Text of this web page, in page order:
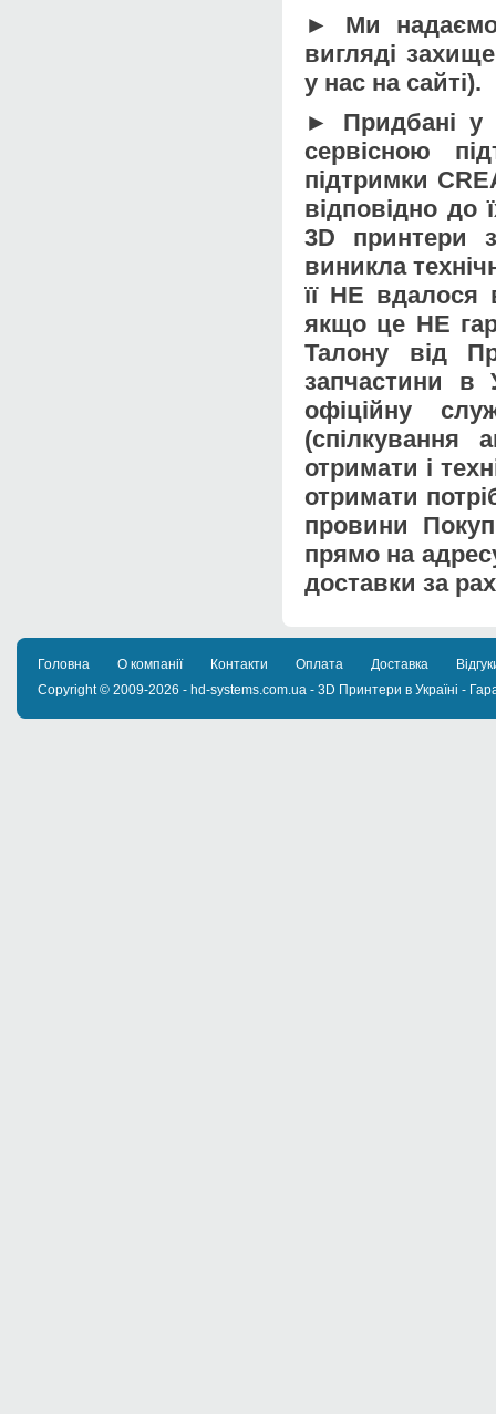
► Ми надаємо
вигляді
у нас на сайті).
► Придбані у
сервісною
підтримки
відповідно до
3D принтери
виникла
її НЕ вдалося
якщо це НЕ
Талону від
запчастини в
офіційну
(спілкування
отримати і
отримати
провини
прямо на
доставки за
Головна О компанії Контакти Оплата Доставка
Copyright © 2009-2026 - hd-systems.com.ua - 3D Принтери в Україні -